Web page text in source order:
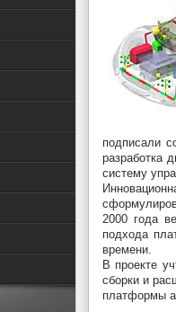
подписали
разработка
систему
2000 года
подхода
времени.
В проекте
сборки и
платформы